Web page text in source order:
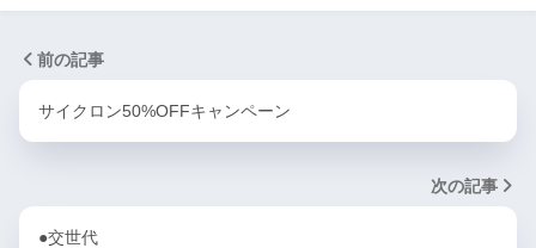
前の記事
サイクロン50%OFFキャンペーン
次の記事
●交世代